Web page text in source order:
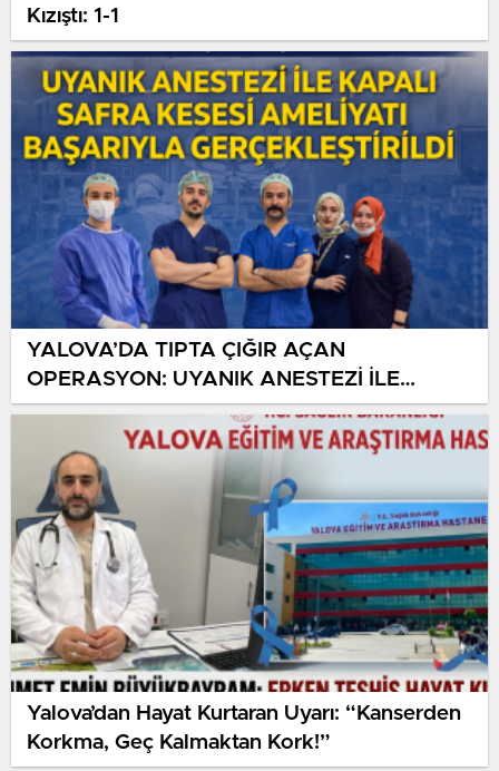
Kızıştı: 1-1
YALOVA’DA TIPTA ÇIĞIR AÇAN
OPERASYON: UYANIK ANESTEZİ İLE
KAPALI SAFRA KESESİ AMELİYATI
BAŞARIYLA GERÇEKLEŞTİRİLDİ
Yalova’dan Hayat Kurtaran Uyarı: “Kanserden
Korkma, Geç Kalmaktan Kork!”